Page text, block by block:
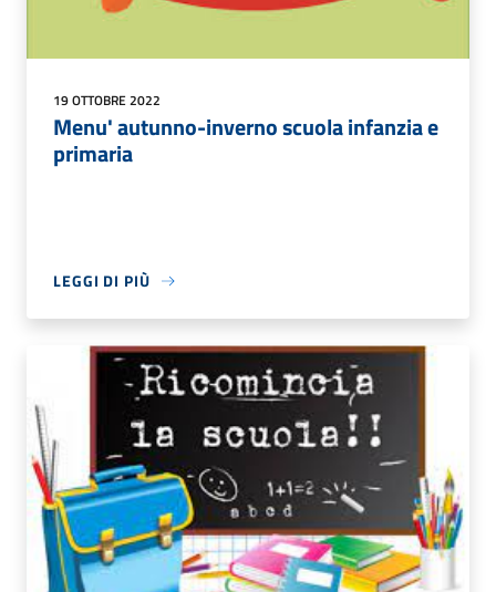
19 OTTOBRE 2022
Menu' autunno-inverno scuola infanzia e
primaria
LEGGI DI PIÙ